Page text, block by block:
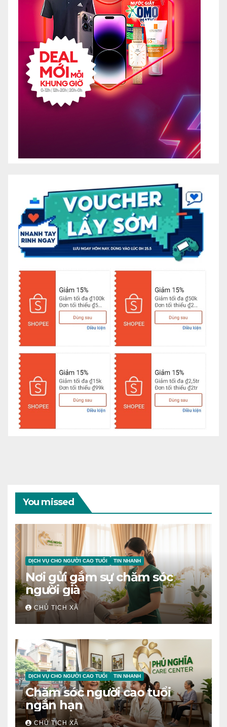
You missed
DỊCH VỤ CHO NGƯỜI CAO TUỔI TIN NHANH
Nơi gửi gắm sự chăm sóc
người già
CHỦ TỊCH XÃ
DỊCH VỤ CHO NGƯỜI CAO TUỔI TIN NHANH
Chăm sóc người cao tuổi
ngắn hạn
CHỦ TỊCH XÃ